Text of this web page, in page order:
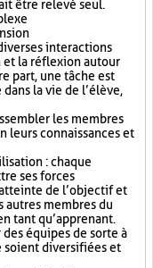
être relevé seul.
interactions
et la réflexion autour
part, une tâche est
la vie de l’élève,
les membres
leurs connaissances et
: chaque
ses forces
de l’objectif et
autres membres du
tant qu’apprenant.
équipes de sorte à
soient diversifiées et